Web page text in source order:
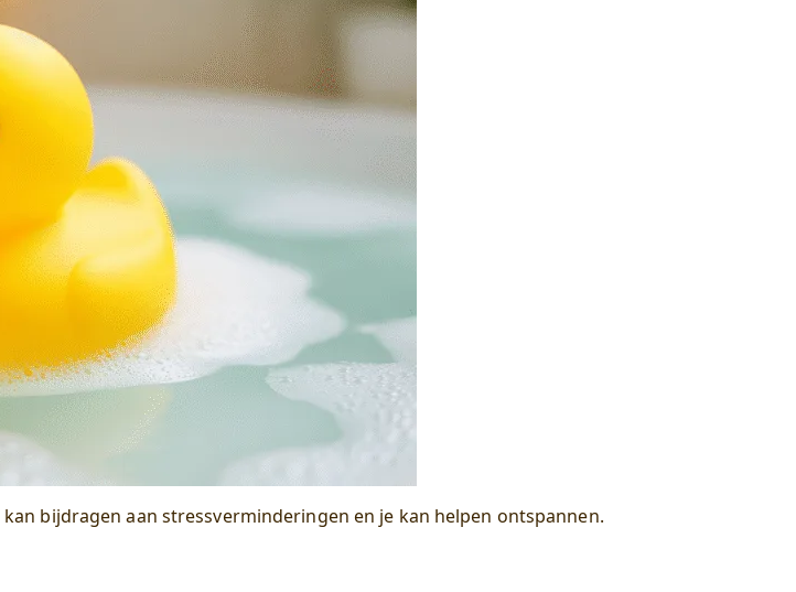
kan bijdragen aan stressverminderingen en je kan helpen ontspannen.